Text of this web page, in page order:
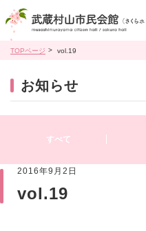
TOPページ vol.19
お知らせ
すべて
2016年9月2日
vol.19